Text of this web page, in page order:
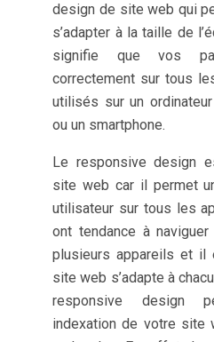
design de site web qui
s’adapter à la taille de
signifie que vos
correctement sur tous
utilisés sur un
ou un smartphone.
Le responsive design
site web car il permet
utilisateur sur tous les
ont tendance à
plusieurs appareils et il
site web s’adapte à
responsive design
indexation de votre site